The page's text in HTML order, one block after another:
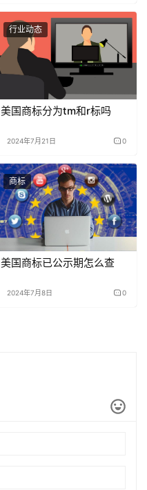
行业动态
美国商标分为tm和r标吗
2024年7月21日 0
商标
美国商标已公示期怎么查
2024年7月8日 0